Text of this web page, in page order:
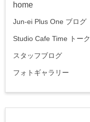
home
Jun-ei Plus One ブログ
Studio Cafe Time トーク
スタッフブログ
フォトギャラリー